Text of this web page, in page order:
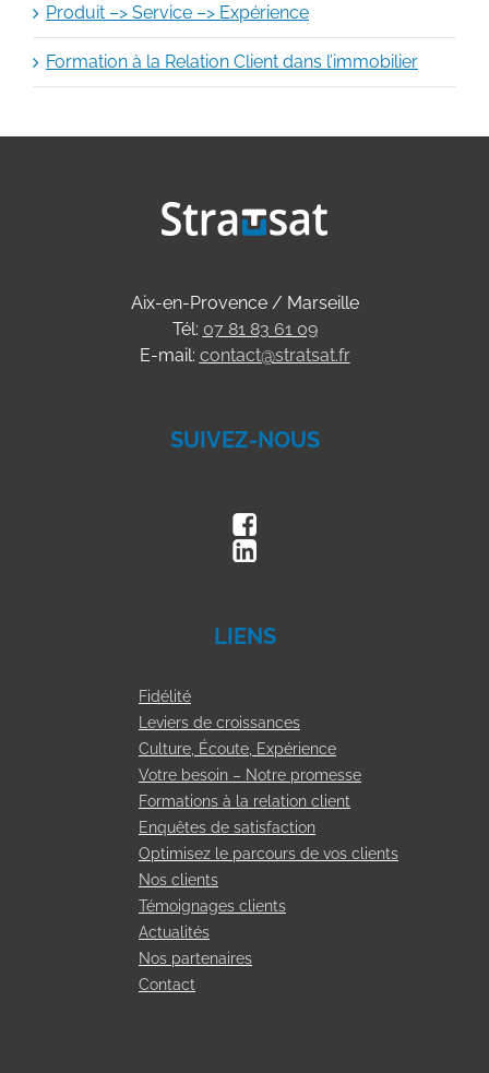
Produit –> Service –> Expérience
Formation à la Relation Client dans l’immobilier
Aix-en-Provence / Marseille
Tél: 07 81 83 61 09
E-mail: contact@stratsat.fr
SUIVEZ-NOUS
LIENS
Fidélité
Leviers de croissances
Culture, Écoute, Expérience
Votre besoin – Notre promesse
Formations à la relation client
Enquêtes de satisfaction
Optimisez le parcours de vos clients
Nos clients
Témoignages clients
Actualités
Nos partenaires
Contact